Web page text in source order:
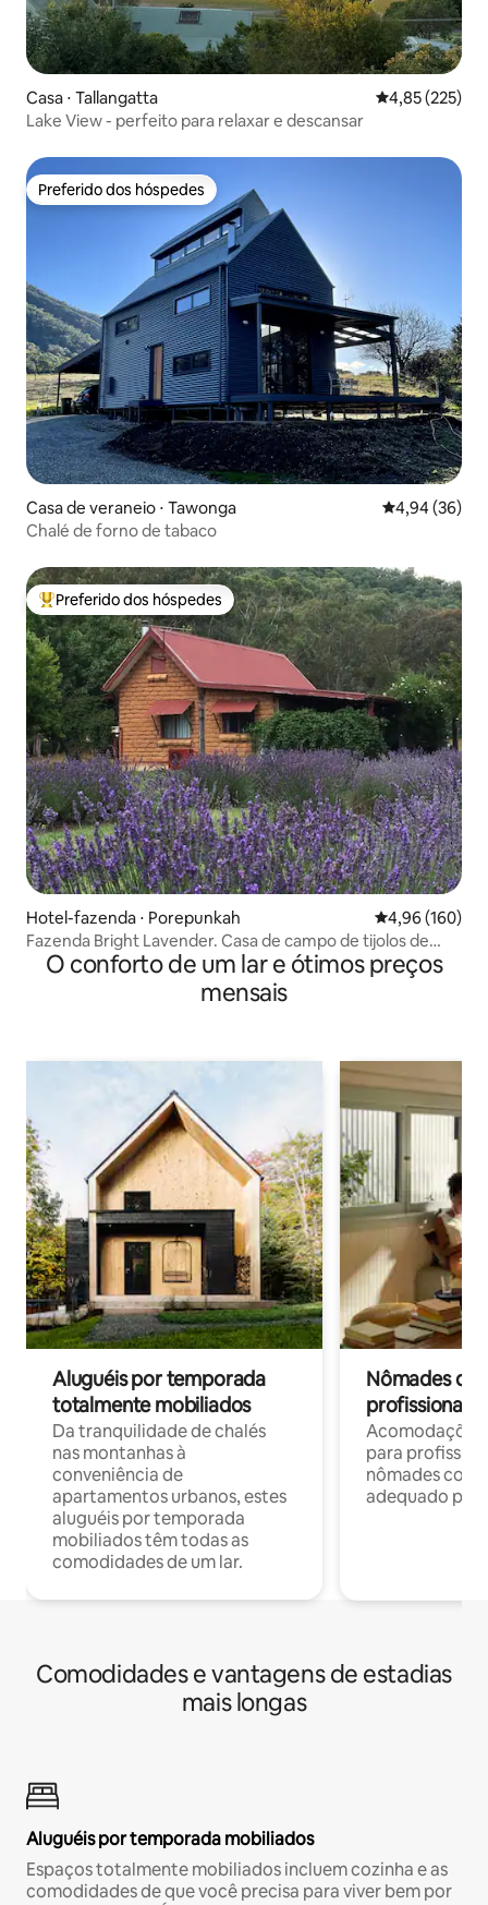
Casa ⋅ Tallangatta 4,85 de uma
4,85 (225)
Lake View - perfeito para relaxar e descansar
Preferido dos hóspedes
Preferido dos hóspedes
Casa de veraneio ⋅ Tawonga 4,94 de uma
4,94 (36)
Chalé de forno de tabaco
Entre os melhores preferidos dos hóspedes
Preferido dos hóspedes
Hotel-fazenda ⋅ Porepunkah 4,96 de uma
4,96 (160)
Fazenda Bright Lavender. Casa de campo de tijolos de
barro dos mineiros 1
O conforto de um lar e ótimos preços
mensais
Aluguéis por temporada
totalmente mobiliados
Da tranquilidade de chalés
nas montanhas à
conveniência de
apartamentos urbanos, estes
aluguéis por temporada
mobiliados têm todas as
comodidades de um lar.
Nômades
profissionais
para
nômades com
adequado
Comodidades e vantagens de estadias
mais longas
Aluguéis por temporada mobiliados
Espaços totalmente mobiliados incluem cozinha e as
comodidades de que você precisa para viver bem por